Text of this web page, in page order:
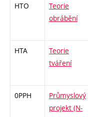
HTO
Teorie
obrábění
HTA
Teorie
tváření
0PPH
Průmyslový
projekt (N-